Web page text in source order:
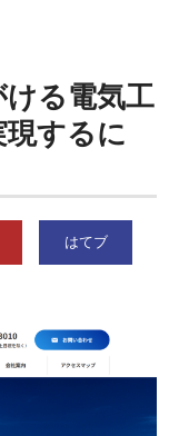
る電気工
するに
はてブ